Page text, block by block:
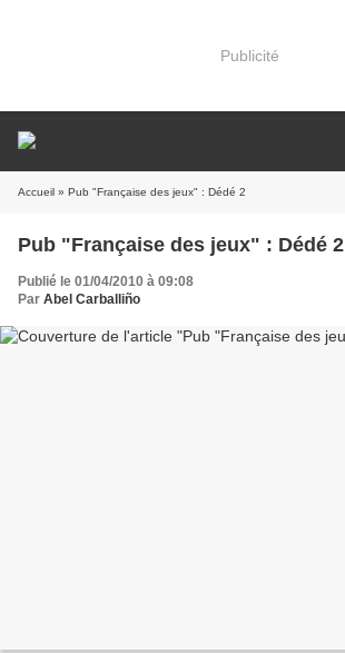
Publicité
Accueil » Pub "Française des jeux" : Dédé 2
Pub "Française des jeux" : Dédé 2
Publié le 01/04/2010 à 09:08
Par Abel Carballiño